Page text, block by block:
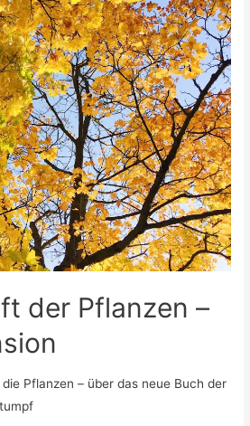
der Pflanzen –
Pflanzen – über das neue Buch der